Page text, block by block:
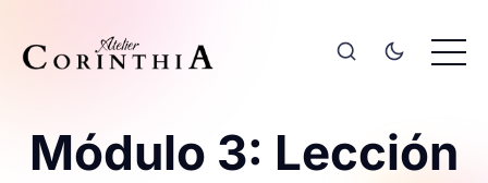
Módulo 3: Lección